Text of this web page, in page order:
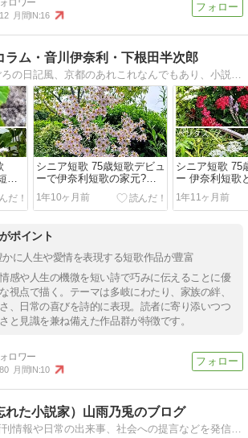
12 月間IN:16
ラム・音川伊奈利・下根田半次郎
歌
頭
シニア短歌 75歳短歌デビュ
ーで伊奈利短歌の家元?
724~733 10首
1年10ヶ月前
シニア短歌 75
ー 伊奈利短歌
て発表
1年11ヶ月前
ポイント
かに人生や愛情を表現する短歌作品が豊富
感や人生の機微を短い詩で巧みに伝えることに優
視点で描く。テーマは多岐にわたり、家族の絆、
、日常の喜びを詩的に表現。読者に寄り添いつつ
と見識を兼ね備えた作品群が特徴です。
80 月間IN:10
れた小説家）山雨乃兎のブログ
小説家です。新刊情報や日常の出来事、社会への提言などを発信しています。